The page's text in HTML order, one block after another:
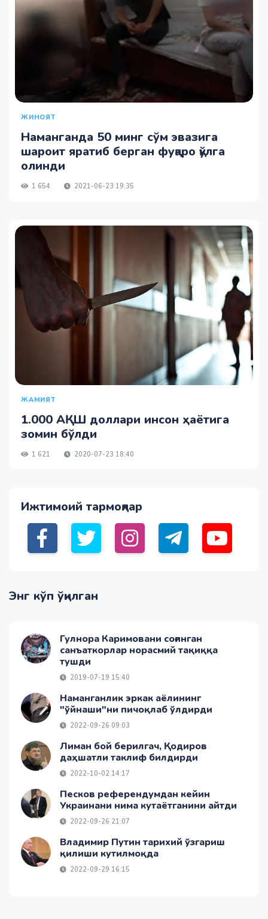
ЖИНОЯТ
Наманганда 50 минг сўм эвазига
шароит яратиб берган фуқаро қўлга
олинди
1 654 2021-06-23 19:35
ЖАМИЯТ
1.000 АҚШ доллари инсон ҳаётига
зомин бўлди
1 621 2020-07-23 18:40
Ижтимоий тармоқлар
Энг кўп ўқилган
Гулнора Каримовани соғинган
санъаткорлар норасмий тақиққа
тушди
2019-07-19 15:40
Наманганлик эркак аёлининг
"ўйнаши"ни пичоқлаб ўлдирди
2022-09-26 09:03
Лиман бой берилгач, Қодиров
даҳшатли таклиф билдирди
2022-10-02 14:17
Песков референдумдан кейин
Украинани нима кутаётганини айтди
2022-09-26 21:07
Владимир Путин тарихий ўзгариш
қилиши кутилмоқда
2022-09-29 16:15